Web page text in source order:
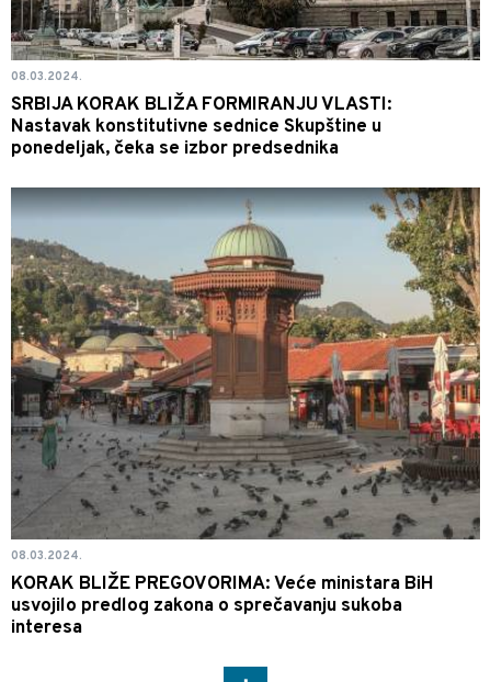
08.03.2024.
SRBIJA KORAK BLIŽA FORMIRANJU VLASTI:
Nastavak konstitutivne sednice Skupštine u
ponedeljak, čeka se izbor predsednika
08.03.2024.
KORAK BLIŽE PREGOVORIMA: Veće ministara BiH
usvojilo predlog zakona o sprečavanju sukoba
interesa